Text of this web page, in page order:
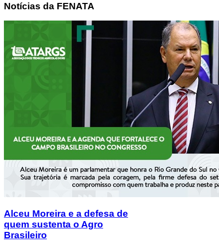
Notícias da FENATA
Alceu Moreira e a defesa de
quem sustenta o Agro
Brasileiro